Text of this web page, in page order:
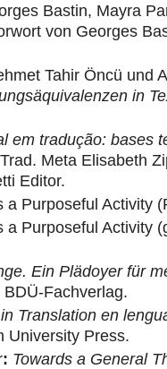
Bastin, Mayra
von Georges
Tahir Öncü und
in
em tradução: bases
Meta Elisabeth
Editor.
a Purposeful Activity
a Purposeful Activity
Ein Plädoyer für
Fachverlag.
Translation en
University Press.
: Towards a General